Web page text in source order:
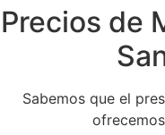
Precios de
Sabemos que el